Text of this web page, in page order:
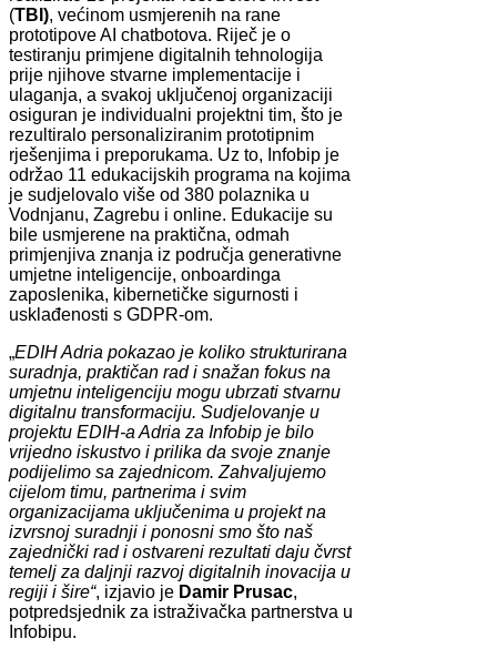
(TBI), većinom usmjerenih na rane
prototipove AI chatbotova. Riječ je o
testiranju primjene digitalnih tehnologija
prije njihove stvarne implementacije i
ulaganja, a svakoj uključenoj organizaciji
osiguran je individualni projektni tim, što je
rezultiralo personaliziranim prototipnim
rješenjima i preporukama. Uz to, Infobip je
održao 11 edukacijskih programa na kojima
je sudjelovalo više od 380 polaznika u
Vodnjanu, Zagrebu i online. Edukacije su
bile usmjerene na praktična, odmah
primjenjiva znanja iz područja generativne
umjetne inteligencije, onboardinga
zaposlenika, kibernetičke sigurnosti i
usklađenosti s GDPR-om.
„EDIH Adria pokazao je koliko strukturirana
suradnja, praktičan rad i snažan fokus na
umjetnu inteligenciju mogu ubrzati stvarnu
digitalnu transformaciju. Sudjelovanje u
projektu EDIH-a Adria za Infobip je bilo
vrijedno iskustvo i prilika da svoje znanje
podijelimo sa zajednicom. Zahvaljujemo
cijelom timu, partnerima i svim
organizacijama uključenima u projekt na
izvrsnoj suradnji i ponosni smo što naš
zajednički rad i ostvareni rezultati daju čvrst
temelj za daljnji razvoj digitalnih inovacija u
regiji i šire“, izjavio je Damir Prusac,
potpredsjednik za istraživačka partnerstva u
Infobipu.